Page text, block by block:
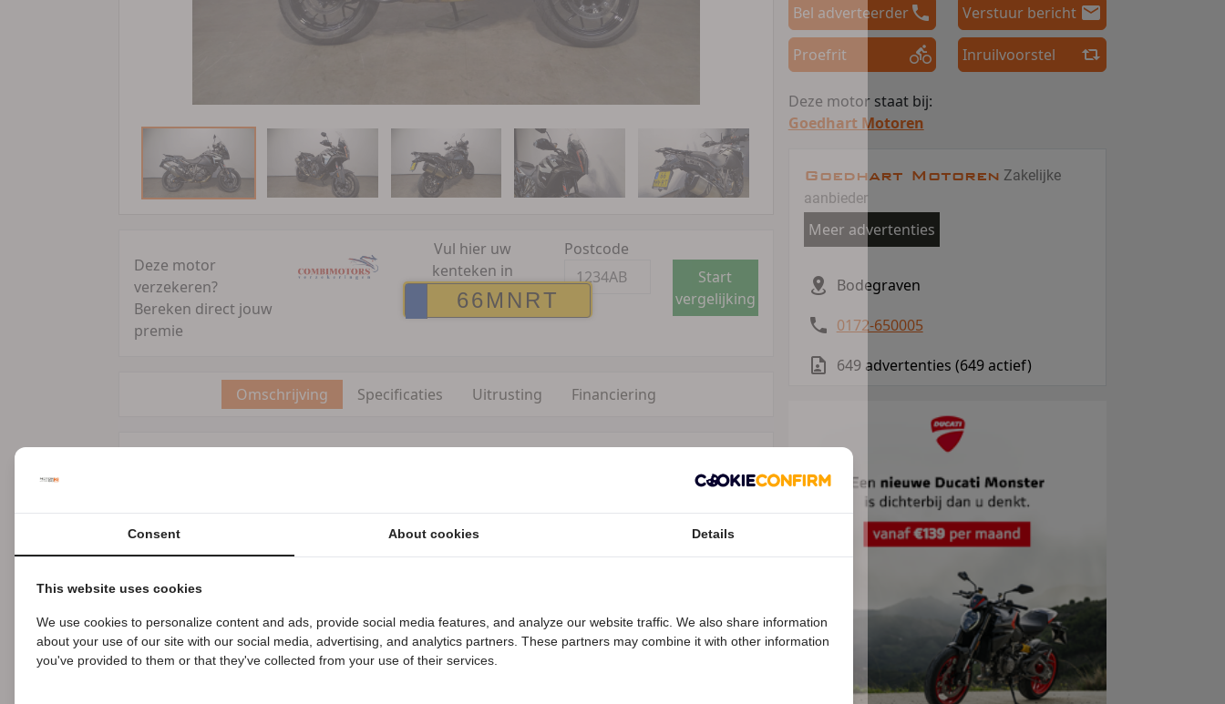
Deze motor
verzekeren?
Bereken direct jouw
premie
Vul hier uw
kenteken in
Postcode
Start
vergelijking
Omschrijving Specificaties Uitrusting Financiering
Omschrijving
Garantielabel:BOVAG Garantie (12 maanden)
BTW/marge:
BTW niet verrekenbaar voor ondernemers (margeregeling)
EU verantwoordelijke: KTM Sportmotorcycle AG Achterbroek 11 unit 8 6596 MP Milsbeek,
DE 0485-232240 www.ktm.nl info@ktm.nl
Nieuw geleverd en onderhouden door Goedhart Motoren ingeruild van eerste eigenaar.
BTW-Motor. Kleur/model 2020.
Bel adverteerder Verstuur bericht
Proefrit Inruilvoorstel
Deze motor staat bij:
Goedhart Motoren
Goedhart Motoren Zakelijke
aanbieder
Meer advertenties
Bodegraven
0172-650005
649 advertenties (649 actief)
Benieuwd naar de speciale Motor2go prijs? Bel 0172-650005
Consent About cookies Details
This website uses cookies
We use cookies to personalize content and ads, provide social media features, and analyze our website traffic. We also share information
about your use of our site with our social media, advertising, and analytics partners. These partners may combine it with other information
you've provided to them or that they've collected from your use of their services.